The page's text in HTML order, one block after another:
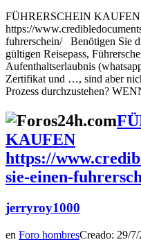
FÜHRERSCHEIN KAUFEN
https://
fuhrerschein/ Benötigen Sie
gültigen Reisepass,
Aufenthaltserlaubnis
Zertifikat und …, sind aber
Prozess durchzustehen?
KAUFEN
https://
sie-einen-
jerryroy1000
en Foro hombresCreado: 29/